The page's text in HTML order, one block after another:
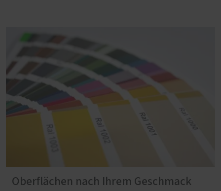
Oberflächen nach Ihrem Geschmack